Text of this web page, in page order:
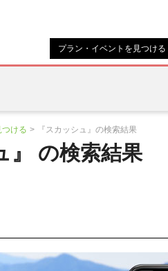
プラン・イベントを見つける
ける 『スカッシュ』の検索結果
』 の検索結果